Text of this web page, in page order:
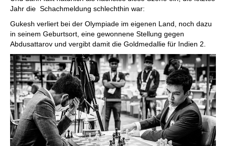
Jahr die Schachmeldung schlechthin war:
Gukesh verliert bei der Olympiade im eigenen Land, noch dazu
in seinem Geburtsort, eine gewonnene Stellung gegen
Abdusattarov und vergibt damit die Goldmedallie für Indien 2.